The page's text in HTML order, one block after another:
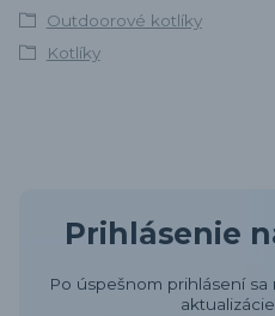
Outdoorové kotlíky
Kotlíky
Prihlásenie
Po úspešnom prihlásení